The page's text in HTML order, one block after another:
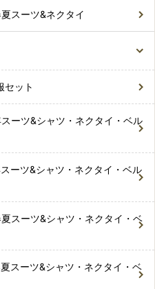
スーツ&ネクタイ
セット
ーツ&シャツ・ネクタイ・ベル
ーツ&シャツ・ネクタイ・ベル
スーツ&シャツ・ネクタイ・ベ
スーツ&シャツ・ネクタイ・ベ